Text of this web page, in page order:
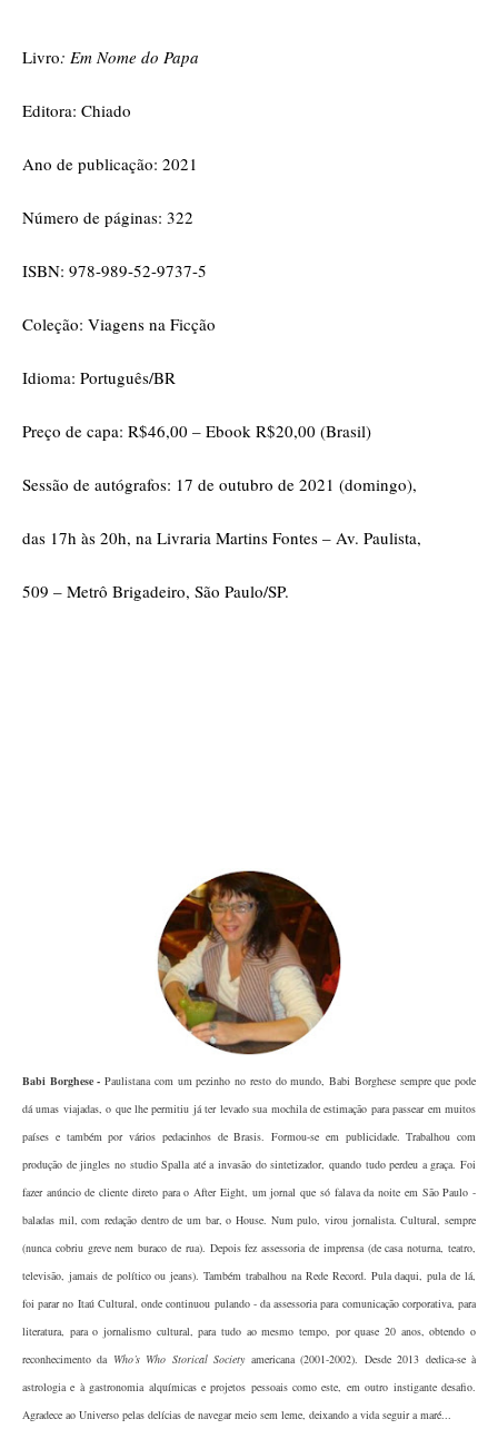
Livro: Em Nome do Papa
Editora: Chiado
Ano de publicação: 2021
Número de páginas: 322
ISBN: 978-989-52-9737-5
Coleção: Viagens na Ficção
Idioma: Português/BR
Preço de capa: R$46,00 – Ebook R$20,00 (Brasil)
Sessão de autógrafos: 17 de outubro de 2021 (domingo),
das 17h às 20h, na Livraria Martins Fontes – Av. Paulista,
509 – Metrô Brigadeiro, São Paulo/SP.
Babi Borghese-Paulistana com um pezinho no resto do mundo, Babi Borghese sempre que pode
dá umas viajadas, o que lhe permitiu já ter levado sua mochila de estimação para passear em muitos
países e também por vários pedacinhos de Brasis. Formou-se em publicidade. Trabalhou com
produção de jingles no studio Spalla até a invasão do sintetizador, quando tudo perdeu a graça. Foi
fazer anúncio de cliente direto para o After Eight, um jornal que só falava da noite em São Paulo -
baladas mil, com redação dentro de um bar, o House. Num pulo, virou jornalista. Cultural, sempre
(nunca cobriu greve nem buraco de rua). Depois fez assessoria de imprensa (de casa noturna, teatro,
televisão, jamais de político ou jeans). Também trabalhou na Rede Record. Pula daqui, pula de lá,
foi parar no Itaú Cultural, onde continuou pulando - da assessoria para comunicação corporativa, para
literatura, para o jornalismo cultural, para tudo ao mesmo tempo, por quase 20 anos, obtendo o
reconhecimento da Who’s Who Storical Societyamericana (2001-2002). Desde 2013 dedica-se à
astrologia e à gastronomia alquímicas e projetos pessoais como este, em outro instigante desafio.
Agradece ao Universo pelas delícias de navegar meio sem leme, deixando a vida seguir a maré...